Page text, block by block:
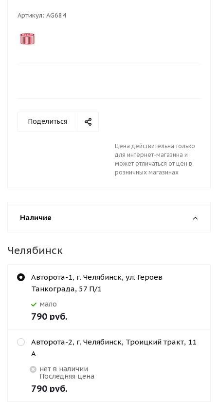
Артикул: AG684
Поделиться
Цена действительна только
для интернет-магазина и
может отличаться от цен в
розничных магазинах
Наличие
Челябинск
Авторота-1, г. Челябинск, ул. Героев
Танкограда, 57 П/1
Мало
790 руб.
Авторота-2, г. Челябинск, Троицкий тракт, 11
А
Нет в наличии
Последняя цена
790 руб.